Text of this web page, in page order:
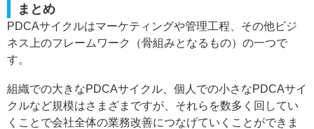
まとめ
PDCAサイクルはマーケティングや管理工程、その他ビジ
ネス上のフレームワーク（骨組みとなるもの）の一つで
す。
組織での大きなPDCAサイクル、個人での小さなPDCAサイ
クルなど規模はさまざまですが、それらを数多く回してい
くことで会社全体の業務改善につなげていくことができま